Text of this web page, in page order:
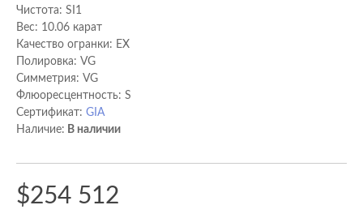
Чистота: SI1
Вес: 10.06 карат
Качество огранки: EX
Полировка: VG
Cимметрия: VG
Флюоресцентность: S
Сертификат: GIA
Наличие: В наличии
$254 512